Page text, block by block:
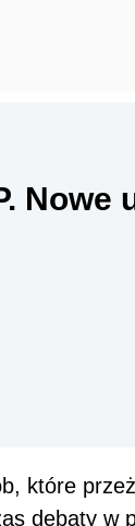
Nowe
które
debaty w